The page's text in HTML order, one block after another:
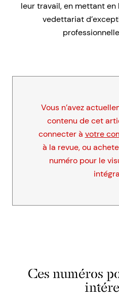
leur travail, en mettant
vedettariat
Vous n’avez
contenu de cet
connecter à votre
à la revue, ou
numéro pour le
Ces numéros